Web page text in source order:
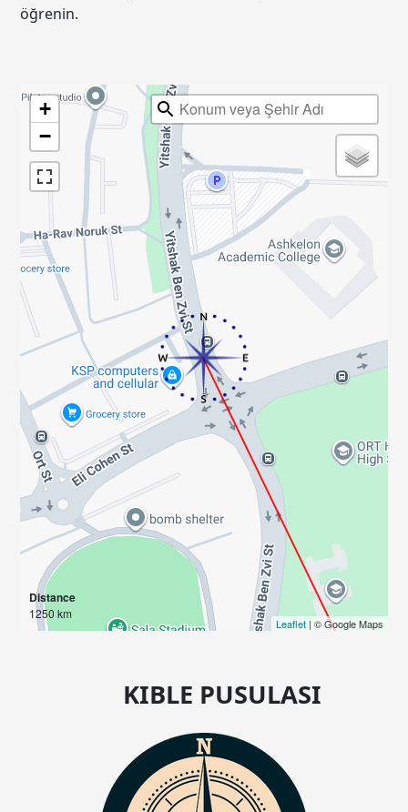
öğrenin.
+
−
Distance
1250 km
Leaflet| © Google Maps
KIBLE PUSULASI